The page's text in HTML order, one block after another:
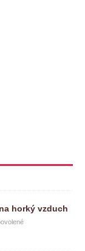
horký vzduch